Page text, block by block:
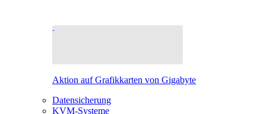
Aktion auf Grafikkarten von Gigabyte
Datensicherung
KVM-Systeme